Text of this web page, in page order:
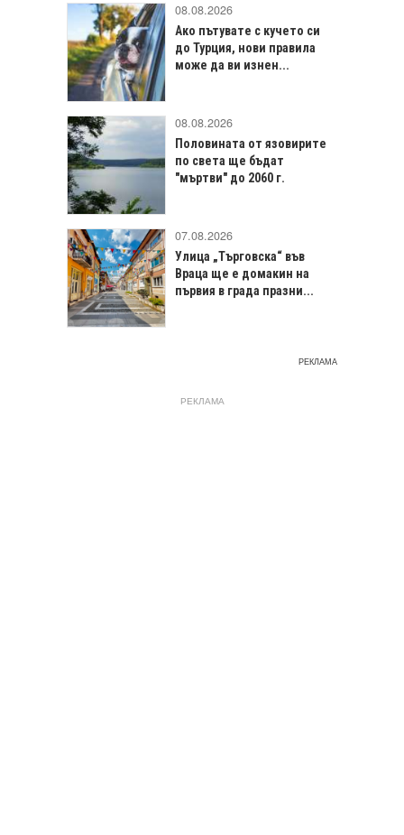
08.08.2026
Ако пътувате с кучето си
до Турция, нови правила
може да ви изнен...
08.08.2026
Половината от язовирите
по света ще бъдат
"мъртви" до 2060 г.
07.08.2026
Улица „Търговска“ във
Враца щe е домакин на
първия в града празни...
РЕКЛАМА
РЕКЛАМА